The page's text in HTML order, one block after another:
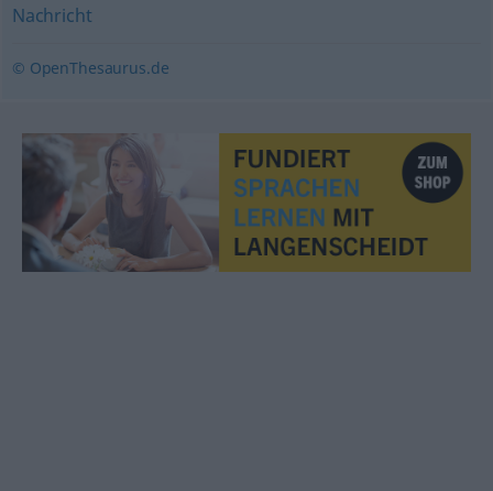
Nachricht
© OpenThesaurus.de